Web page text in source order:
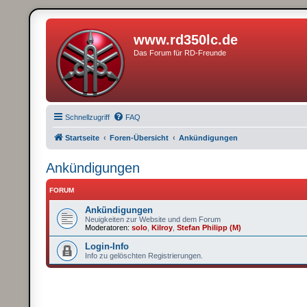
www.rd350lc.de
Das Forum für RD-Freunde
Schnellzugriff FAQ
Startseite Foren-Übersicht Ankündigungen
Ankündigungen
FORUM
Ankündigungen
Neuigkeiten zur Website und dem Forum
Moderatoren: solo ,Kilroy ,Stefan Philipp (M)
Login-Info
Info zu gelöschten Registrierungen.